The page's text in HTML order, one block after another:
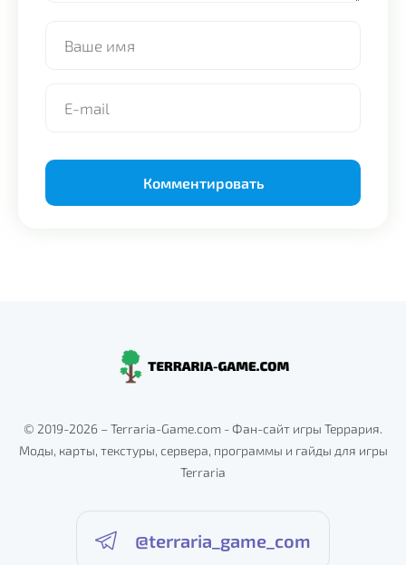
© 2019-2026 – Terraria-Game.com - Фан-сайт игры Террария.
Моды, карты, текстуры, сервера, программы и гайды для игры
Terraria
@terraria_game_com